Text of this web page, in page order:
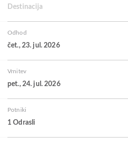
Destinacija
Odhod
čet., 23. jul. 2026
Vrnitev
pet., 24. jul. 2026
Potniki
1 Odrasli